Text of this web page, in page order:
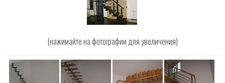
(нажимайте на фотографии для увеличения)